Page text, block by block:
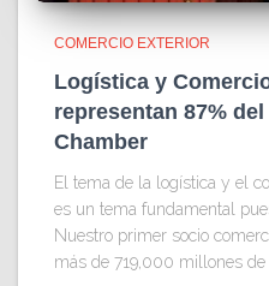
COMERCIO EXTERIOR
Logística y
representan 87%
Chamber
El tema de la logística y el
es un tema fundamental
Nuestro primer socio
más de 719,000 millones de